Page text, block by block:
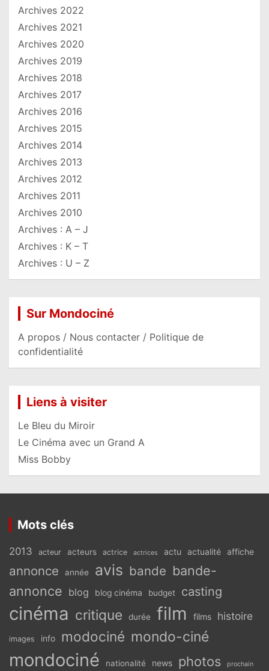
Archives 2022
Archives 2021
Archives 2020
Archives 2019
Archives 2018
Archives 2017
Archives 2016
Archives 2015
Archives 2014
Archives 2013
Archives 2012
Archives 2011
Archives 2010
Archives : A – J
Archives : K – T
Archives : U – Z
Sur Mondociné
A propos / Nous contacter / Politique de
confidentialité
Liens à visiter
Le Bleu du Miroir
Le Cinéma avec un Grand A
Miss Bobby
Mots clés
2013 acteur acteurs actrice actrices actu actualité affiche
annonce année avis bande bande-
annonce blog blog cinéma budget casting
cinéma critique durée film films histoire
images info modociné mondo-ciné
mondociné nationalité news photos prochain